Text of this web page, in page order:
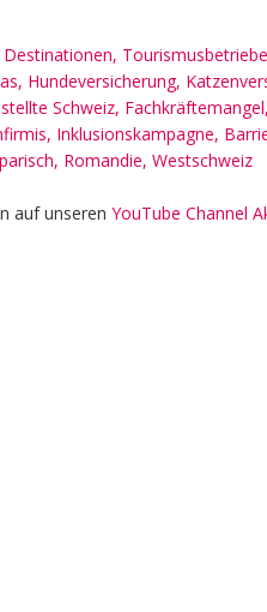
Destinationen, Tourismusbetriebe
Hundeversicherung,
Schweiz,
Inklusionskampagne,
Romandie, Westschweiz
auf unseren YouTube Channel